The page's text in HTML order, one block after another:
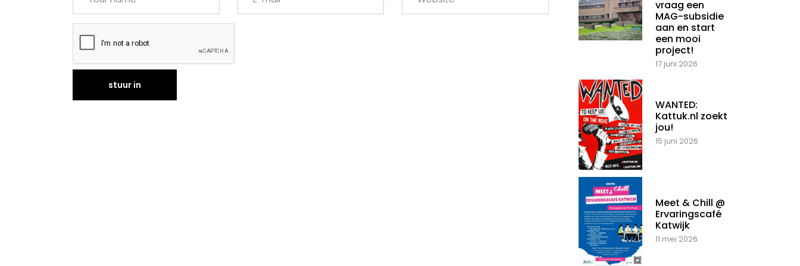
vraag een
MAG-subsidie
aan en start
een mooi
project!
17 juni 2026
WANTED:
Kattuk.nl zoekt
jou!
15 juni 2026
Meet & Chill @
Ervaringscafé
Katwijk
11 mei 2026